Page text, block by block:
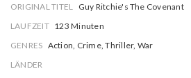
ORIGINAL TITEL Guy Ritchie's The Covenant
LAUFZEIT 123 Minuten
GENRES Action, Crime, Thriller, War
LÄNDER